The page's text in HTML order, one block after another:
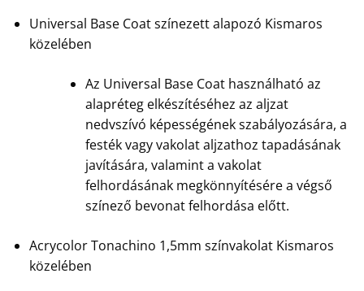
Universal Base Coat színezett alapozó Kismaros
közelében
Az Universal Base Coat használható az
alapréteg elkészítéséhez az aljzat
nedvszívó képességének szabályozására, a
festék vagy vakolat aljzathoz tapadásának
javítására, valamint a vakolat
felhordásának megkönnyítésére a végső
színező bevonat felhordása előtt.
Acrycolor Tonachino 1,5mm színvakolat Kismaros
közelében